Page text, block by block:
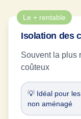
Le + rentable
Isolation des
Souvent la plus
coûteux
💡 Idéal pour
non aménagé